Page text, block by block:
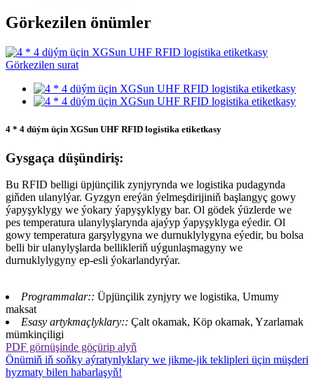
Görkezilen önümler
4 * 4 düým üçin XGSun UHF RFID logistika etiketkasy
Gysgaça düşündiriş:
Bu RFID belligi üpjünçilik zynjyrynda we logistika pudagynda
giňden ulanylýar. Gyzgyn ereýän ýelmeşdirijiniň başlangyç gowy
ýapyşyklygy we ýokary ýapyşyklygy bar. Ol gödek ýüzlerde we
pes temperatura ulanylyşlarynda ajaýyp ýapyşyklyga eýedir. Ol
gowy temperatura garşylygyna we durnuklylygyna eýedir, bu bolsa
belli bir ulanylyşlarda bellikleriň uýgunlaşmagyny we
durnuklylygyny ep-esli ýokarlandyrýar.
Programmalar:: Üpjünçilik zynjyry we logistika, Umumy
maksat
Esasy artykmaçlyklary:: Çalt okamak, Köp okamak, Yzarlamak
mümkinçiligi
PDF görnüşinde göçürip alyň
Önümiň iň soňky aýratynlyklary we jikme-jik teklipleri üçin müşderi
hyzmaty bilen habarlaşyň!